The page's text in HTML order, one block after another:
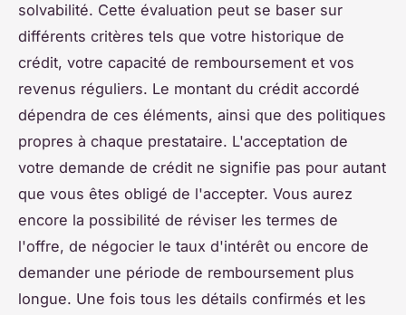
solvabilité. Cette évaluation peut se baser sur
différents critères tels que votre historique de
crédit, votre capacité de remboursement et vos
revenus réguliers. Le montant du crédit accordé
dépendra de ces éléments, ainsi que des politiques
propres à chaque prestataire. L'acceptation de
votre demande de crédit ne signifie pas pour autant
que vous êtes obligé de l'accepter. Vous aurez
encore la possibilité de réviser les termes de
l'offre, de négocier le taux d'intérêt ou encore de
demander une période de remboursement plus
longue. Une fois tous les détails confirmés et les